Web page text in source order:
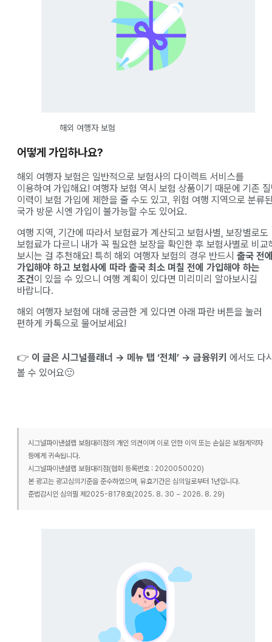
해외 여행자 보험
어떻게 가입하나요?
해외 여행자 보험은 일반적으로 보험사의 다이렉트 서비스를
이용하여 가입해요! 여행자 보험 역시 보험 상품이기 때문에 기존
이력이 보험 가입에 제한을 줄 수도 있고, 위험 여행 지역으로 분류
국가 방문 시엔 가입이 불가능할 수도 있어요.
여행 지역, 기간에 따라서 보험료가 계산되고 보험사별, 보장별로도
보험료가 다르니 내가 꼭 필요한 보장을 확인한 후 보험사별로 비교
보시는 걸 추천해요! 특히 해외 여행자 보험의 경우 반드시 출국 전
가입해야 하고 보험사에 따라 출국 최소 며칠 전에 가입해야 하는
조건이 있을 수 있으니 여행 계획이 있다면 미리미리 알아보시길
바랍니다.
해외 여행자 보험에 대해 궁금한 게 있다면 아래 파란 버튼을 눌러
편하게 카톡으로 물어보세요!
👉 이 글은 시그널플래너 → 메뉴 탭 ‘전체’ → 금융위키 에서도 다
볼 수 있어요🙂
시그널파이낸셜랩 보험대리점의 개인 의견이며 이로 인한 이익 또는 손실은 보험계약자
등에게 귀속됩니다.
시그널파이낸셜랩 보험대리점(협회 등록번호 : 2020050020)
본 광고는 광고심의기준을 준수하였으며, 유효기간은 심의일로부터 1년입니다.
준법감시인 심의필 제2025-8178호(2025. 8. 30 ~ 2026. 8. 29)